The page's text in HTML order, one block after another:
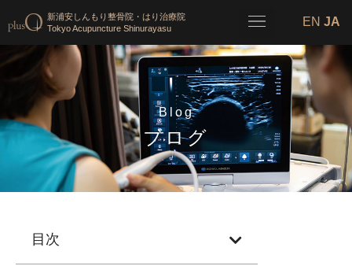
新浦安しんもり整骨院・はり治療院
Tokyo Acupuncture Shinurayasu
Blog
ブログ
目次
EN JA